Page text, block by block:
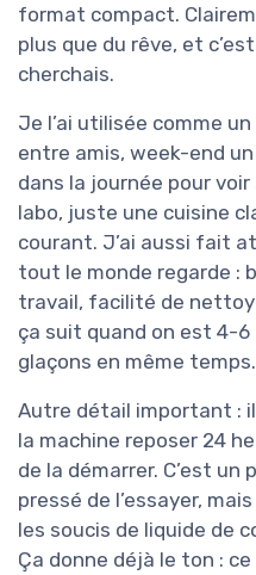
format compact.
plus que du rêve, et
cherchais.
Je l’ai utilisée comme
entre amis, week-end
dans la journée pour
labo, juste une cuisine
courant. J’ai aussi fait
tout le monde regarde :
travail, facilité de
ça suit quand on est 4-
glaçons en même temps.
Autre détail important :
la machine reposer 24
de la démarrer. C’est
pressé de l’essayer,
les soucis de liquide de
Ça donne déjà le ton :